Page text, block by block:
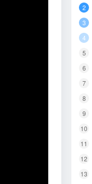
2
3
4
5
6
7
8
9
10
11
12
13